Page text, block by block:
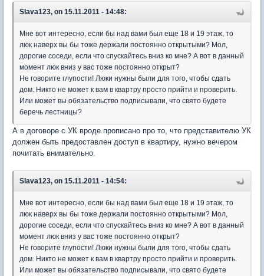
Slava123, on 15.11.2011 - 14:48:
Мне вот интересно, если бы над вами был еще 18 и 19 этаж, то
люк наверх вы бы тоже держали постоянно открытыми? Мол,
дорогие соседи, если что спускайтесь вниз ко мне? А вот в данный
момент люк вниз у вас тоже постоянно открыт?
Не говорите глупости! Люки нужны были для того, чтобы сдать
дом. Никто не может к вам в квартру просто прийти и проверить.
Или может вы обязательство подписывали, что свято будете
беречь лестницы?
А в договоре с УК вроде прописано про то, что представителю УК
должен быть предоставлен доступ в квартиру, нужно вечером
почитать внимательно.
Slava123, on 15.11.2011 - 14:54:
Мне вот интересно, если бы над вами был еще 18 и 19 этаж, то
люк наверх вы бы тоже держали постоянно открытыми? Мол,
дорогие соседи, если что спускайтесь вниз ко мне? А вот в данный
момент люк вниз у вас тоже постоянно открыт?
Не говорите глупости! Люки нужны были для того, чтобы сдать
дом. Никто не может к вам в квартру просто прийти и проверить.
Или может вы обязательство подписывали, что свято будете